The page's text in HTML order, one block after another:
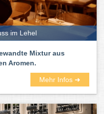
im Lehel
Mixtur aus
Aromen.
Mehr Infos ➜